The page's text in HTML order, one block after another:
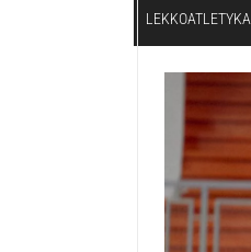
LEKKOATLETYKA